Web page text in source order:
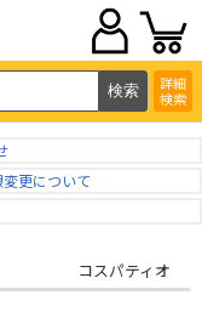
詳細
検索
更について
コスパティオ